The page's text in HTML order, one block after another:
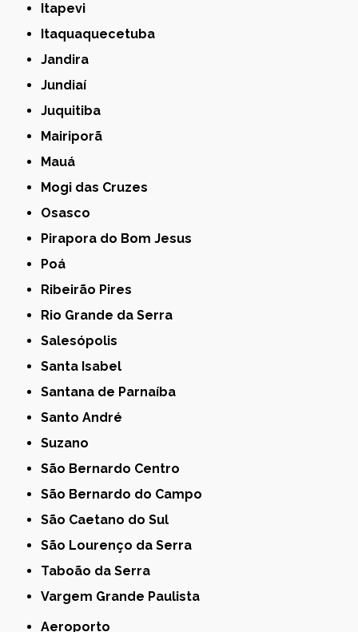
Itapevi
Itaquaquecetuba
Jandira
Jundiaí
Juquitiba
Mairiporã
Mauá
Mogi das Cruzes
Osasco
Pirapora do Bom Jesus
Poá
Ribeirão Pires
Rio Grande da Serra
Salesópolis
Santa Isabel
Santana de Parnaíba
Santo André
Suzano
São Bernardo Centro
São Bernardo do Campo
São Caetano do Sul
São Lourenço da Serra
Taboão da Serra
Vargem Grande Paulista
Aeroporto